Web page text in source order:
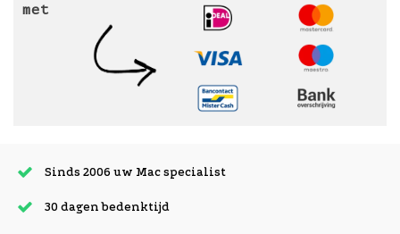
met
Sinds 2006 uw Mac specialist
30 dagen bedenktijd